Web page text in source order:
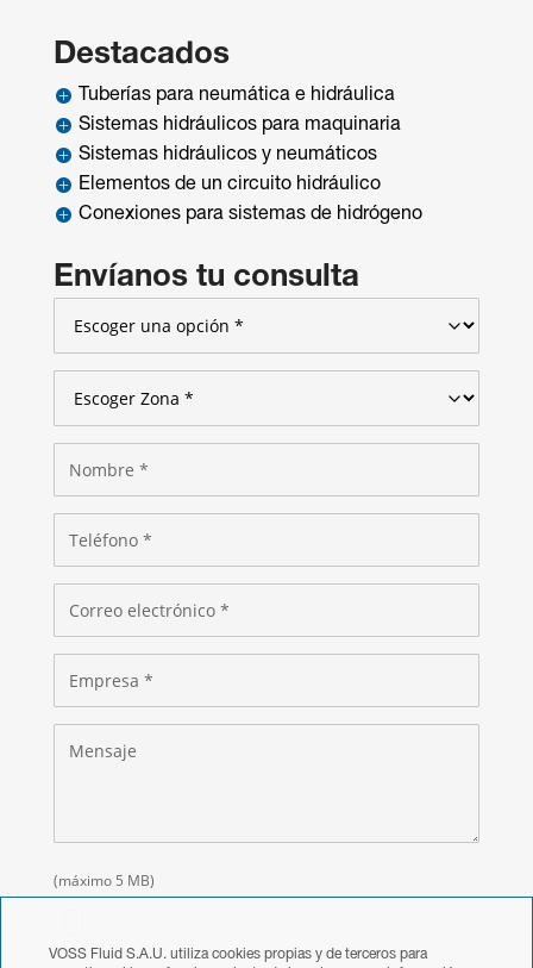
Destacados

Tuberías para neumática e hidráulica
 Sistemas hidráulicos para maquinaria
 Sistemas hidráulicos y neumáticos
 Elementos de un circuito hidráulico
 Conexiones para sistemas de hidrógeno
Envíanos tu consulta
(máximo 5 MB)
VOSS Fluid S.A.U. utiliza cookies propias y de terceros para